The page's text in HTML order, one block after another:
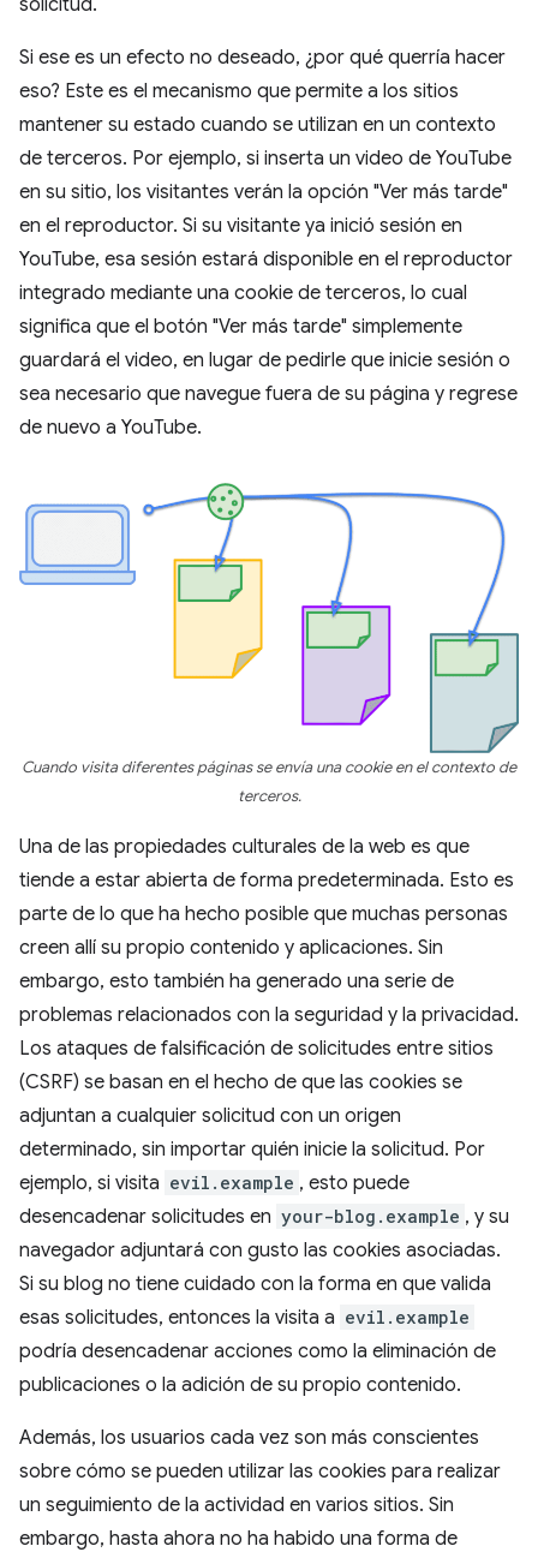
Si ese es un efecto no deseado, ¿por qué querría hacer
eso? Este es el mecanismo que permite a los sitios
mantener su estado cuando se utilizan en un contexto
de terceros. Por ejemplo, si inserta un video de YouTube
en su sitio, los visitantes verán la opción "Ver más tarde"
en el reproductor. Si su visitante ya inició sesión en
YouTube, esa sesión estará disponible en el reproductor
integrado mediante una cookie de terceros, lo cual
significa que el botón "Ver más tarde" simplemente
guardará el video, en lugar de pedirle que inicie sesión o
sea necesario que navegue fuera de su página y regrese
de nuevo a YouTube.
Cuando visita diferentes páginas se envía una cookie en el contexto de
terceros.
Una de las propiedades culturales de la web es que
tiende a estar abierta de forma predeterminada. Esto es
parte de lo que ha hecho posible que muchas personas
creen allí su propio contenido y aplicaciones. Sin
embargo, esto también ha generado una serie de
problemas relacionados con la seguridad y la privacidad.
Los ataques de falsificación de solicitudes entre sitios
(CSRF) se basan en el hecho de que las cookies se
adjuntan a cualquier solicitud con un origen
determinado, sin importar quién inicie la solicitud. Por
ejemplo, si visita evil.example , esto puede
desencadenar solicitudes en your-blog.example , y su
navegador adjuntará con gusto las cookies asociadas.
Si su blog no tiene cuidado con la forma en que valida
esas solicitudes, entonces la visita a evil.example
podría desencadenar acciones como la eliminación de
publicaciones o la adición de su propio contenido.
Además, los usuarios cada vez son más conscientes
sobre cómo se pueden utilizar las cookies para realizar
un seguimiento de la actividad en varios sitios. Sin
embargo, hasta ahora no ha habido una forma de